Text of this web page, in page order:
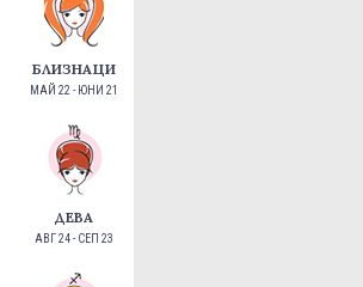
БЛИЗНАЦИ
МАЙ 22 - ЮНИ 21
ДЕВА
АВГ 24 - СЕП 23